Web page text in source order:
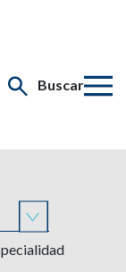
Buscar